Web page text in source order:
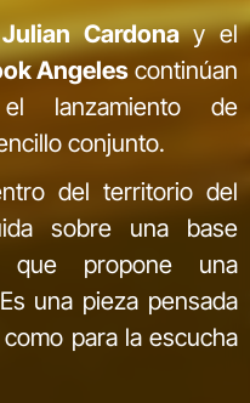
Julian Cardonay el
Angeles continúan
lanzamiento de
conjunto.
del territorio del
sobre una base
que propone una
una pieza pensada
para la escucha